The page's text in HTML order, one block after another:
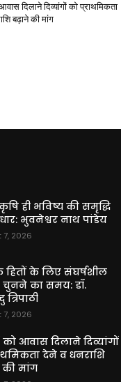
दिलाने दिव्यांगों को प्राथमिकता
बढ़ाने की मांग
ही भविष्य की समृद्धि
भुवनेश्वर नाथ पांडेय
7, 2026
हितों के लिए संघर्षशील
चुनने का समय: डॉ.
7, 2026
को आवास दिलाने दिव्यांगों
देने व धनराशि
मांग